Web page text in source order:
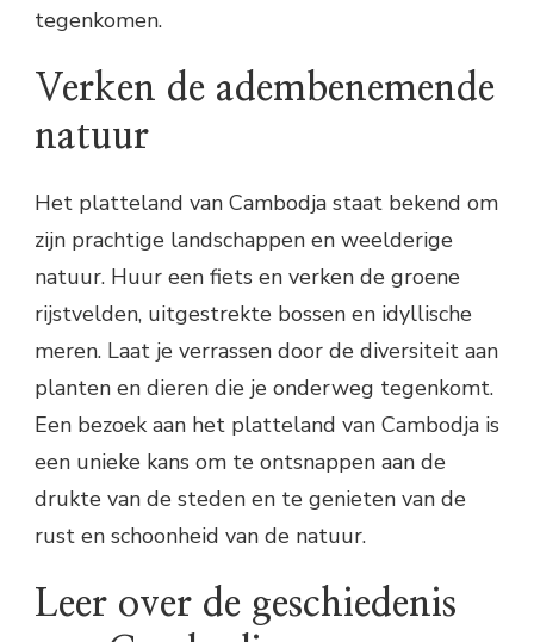
tegenkomen.
Verken de adembenemende
natuur
Het platteland van Cambodja staat bekend om
zijn prachtige landschappen en weelderige
natuur. Huur een fiets en verken de groene
rijstvelden, uitgestrekte bossen en idyllische
meren. Laat je verrassen door de diversiteit aan
planten en dieren die je onderweg tegenkomt.
Een bezoek aan het platteland van Cambodja is
een unieke kans om te ontsnappen aan de
drukte van de steden en te genieten van de
rust en schoonheid van de natuur.
Leer over de geschiedenis